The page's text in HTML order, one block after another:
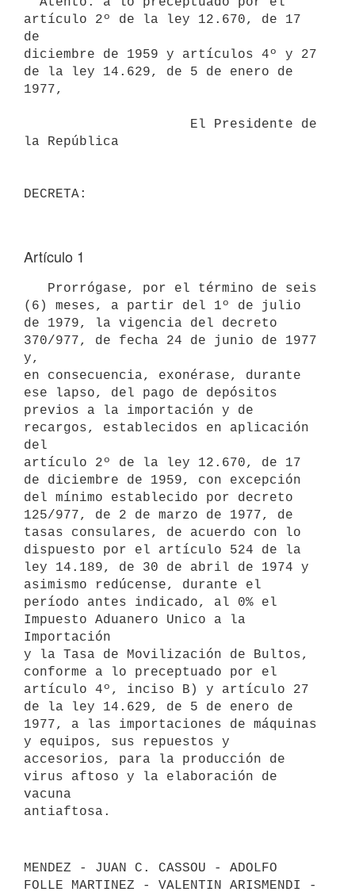
artículo 2º de la ley 12.670, de 17
de
diciembre de 1959 y artículos 4º y 27
de la ley 14.629, de 5 de enero de
1977,
la República
Artículo 1
(6) meses, a partir del 1º de julio
de 1979, la vigencia del decreto
370/977, de fecha 24 de junio de 1977
y,
en consecuencia, exonérase, durante
ese lapso, del pago de depósitos
previos a la importación y de
recargos, establecidos en aplicación
del
artículo 2º de la ley 12.670, de 17
de diciembre de 1959, con excepción
del mínimo establecido por decreto
125/977, de 2 de marzo de 1977, de
tasas consulares, de acuerdo con lo
dispuesto por el artículo 524 de la
ley 14.189, de 30 de abril de 1974 y
asimismo redúcense, durante el
período antes indicado, al 0% el
Impuesto Aduanero Unico a la
Importación
y la Tasa de Movilización de Bultos,
conforme a lo preceptuado por el
artículo 4º, inciso B) y artículo 27
de la ley 14.629, de 5 de enero de
1977, a las importaciones de máquinas
y equipos, sus repuestos y
accesorios, para la producción de
virus aftoso y la elaboración de
vacuna
MENDEZ - JUAN C. CASSOU - ADOLFO
FOLLE MARTINEZ - VALENTIN ARISMENDI -